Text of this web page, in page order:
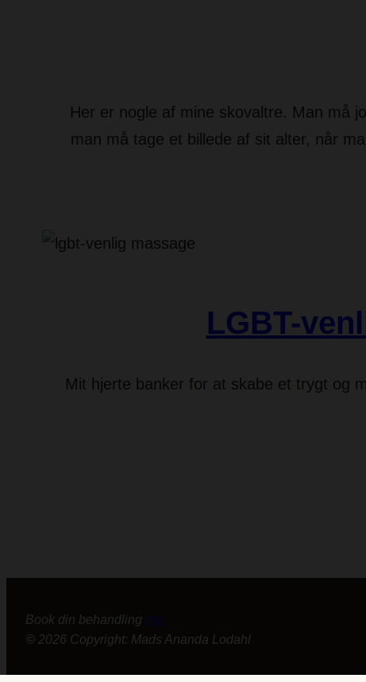
Her er nogle af mine skovaltre. Man må
man må tage et billede af sit alter, når
LGBT-
Mit hjerte banker for at skabe et trygt og
Book din behandling her
© 2026 Copyright: Mads Ananda Lodahl